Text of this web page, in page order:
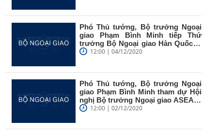
Phó Thủ tướng, Bộ trưởng Ngoại
giao Phạm Bình Minh tiếp Thứ
trưởng Bộ Ngoại giao Hàn Quốc Li
The Hô12:00 | 04/12/2020
Phó Thủ tướng, Bộ trưởng Ngoại
giao Phạm Bình Minh tham dự Hội
nghị Bộ trưởng Ngoại giao ASEAN-
EU...12:00 | 02/12/2020